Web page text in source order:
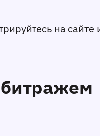
на сайте